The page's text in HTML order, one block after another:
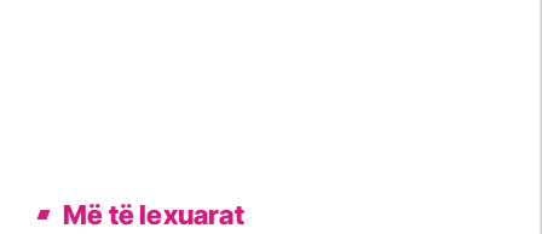
Më të lexuarat